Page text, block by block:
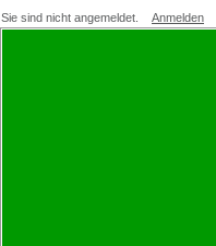
Sie sind nicht angemeldet. Anmelden